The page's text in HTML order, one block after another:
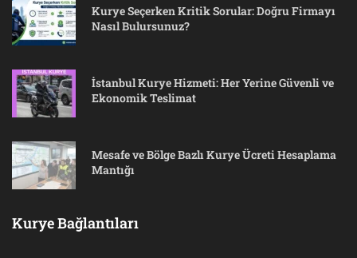
Kurye Seçerken Kritik Sorular: Doğru Firmayı
Nasıl Bulursunuz?
İstanbul Kurye Hizmeti: Her Yerine Güvenli ve
Ekonomik Teslimat
Mesafe ve Bölge Bazlı Kurye Ücreti Hesaplama
Mantığı
Kurye Bağlantıları